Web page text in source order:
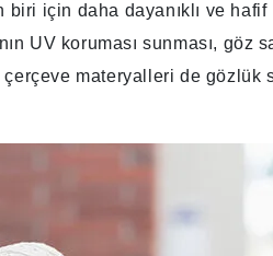
için daha dayanıklı ve hafif
UV koruması sunması, göz
çerçeve materyalleri de gözlük